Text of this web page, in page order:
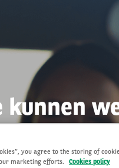
kunnen
you agree to the storing of
marketing efforts.
Cookies policy